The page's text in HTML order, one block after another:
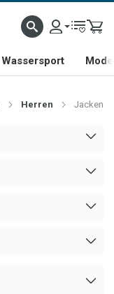
Wassersport
Herren Jacken